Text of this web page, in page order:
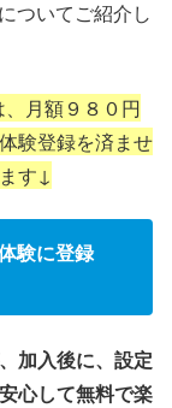
ついてご紹介し
月額９８０円
験登録を済ませ
す↓
験に登録
加入後に、設定
心して無料で楽